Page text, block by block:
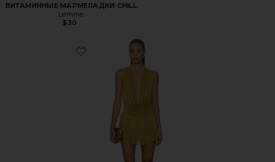
ВИТАМИННЫЕ МАРМЕЛАДКИ CHILL
Lemme
$30
Favorite ПЛАТЬЕ KATSIA